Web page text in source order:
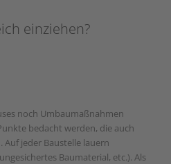
einziehen?
noch Umbaumaßnahmen
bedacht werden, die auch
jeder Baustelle lauern
Baumaterial, etc.). Als